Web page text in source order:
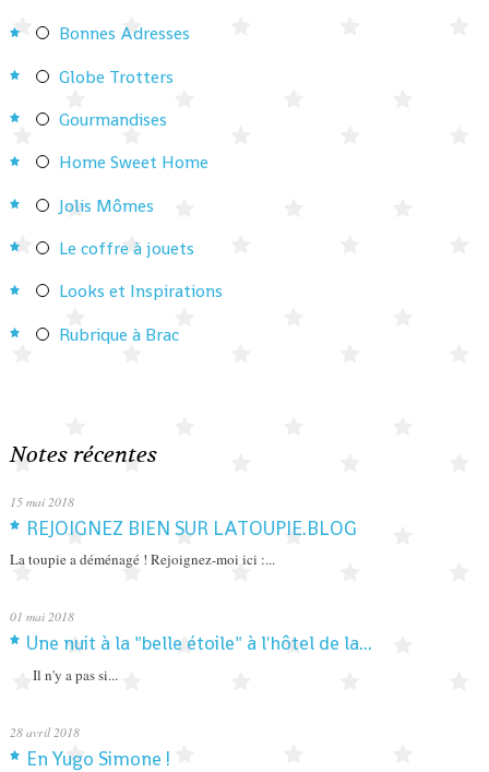
Bonnes Adresses
Globe Trotters
Gourmandises
Home Sweet Home
Jolis Mômes
Le coffre à jouets
Looks et Inspirations
Rubrique à Brac
Notes récentes
15 mai 2018
REJOIGNEZ BIEN SUR LATOUPIE.BLOG
La toupie a déménagé ! Rejoignez-moi ici :...
01 mai 2018
Une nuit à la "belle étoile" à l'hôtel de la...
Il n'y a pas si...
28 avril 2018
En Yugo Simone !